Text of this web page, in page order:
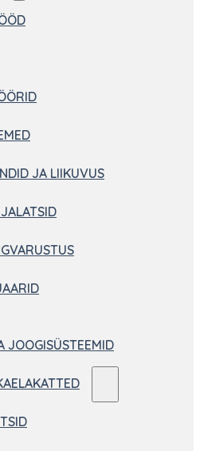
JA LIIKUVUS
JOOGISÜSTEEMID